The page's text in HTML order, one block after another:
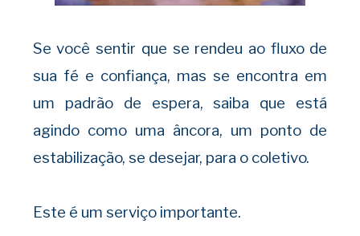
Se você sentir que se rendeu ao fluxo de
sua fé e confiança, mas se encontra em
um padrão de espera, saiba que está
agindo como uma âncora, um ponto de
estabilização, se desejar, para o coletivo.
Este é um serviço importante.